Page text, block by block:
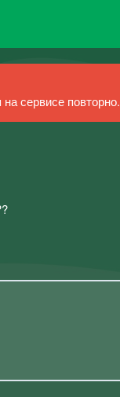
сервисе повторно.